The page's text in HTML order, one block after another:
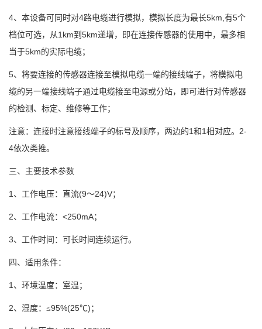
4、本设备可同时对4路电缆进行模拟，模拟长度为最长5km, 有5个
档位可选，从 1km到 5km递增，即在连接传感器的使用中，最多相
当于5km的实际电缆；
5、将要连接的传感器连接至模拟电缆一端的接线端子，将模拟电
缆的另一端接线端子通过电缆接至电源或分站，即可进行对传感器
的检测、标定、维修等工作；
注意：连接时注意接线端子的标号及顺序，两边的1 和1 相对应。 2-
4依次类推。
三、主要技术参数
1 、工作电压：直流(9～24)V；
2、工作电流： <250mA；
3、工作时间：可长时间连续运行。
四、适用条件：
1 、环境温度：室温；
2、湿度：≤95%(25℃) ；